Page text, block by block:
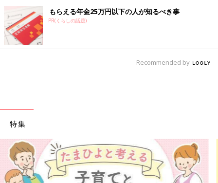
もらえる年金25万円以下の人が知るべき事
PR(くらしの話題)
Recommended by
特集